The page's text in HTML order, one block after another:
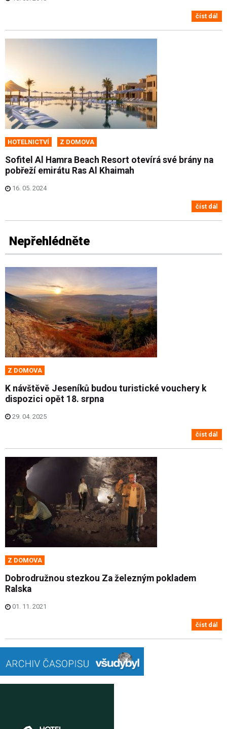
číst dál
HOTELNICTVÍ Z DOMOVA
Sofitel Al Hamra Beach Resort otevírá své brány na
pobřeží emirátu Ras Al Khaimah
16. 05. 2024
číst dál
Nepřehlédněte
Z DOMOVA
K návštěvě Jeseníků budou turistické vouchery k
dispozici opět 18. srpna
29. 04. 2025
číst dál
Z DOMOVA
Dobrodružnou stezkou Za železným pokladem
Ralska
01. 11. 2021
číst dál